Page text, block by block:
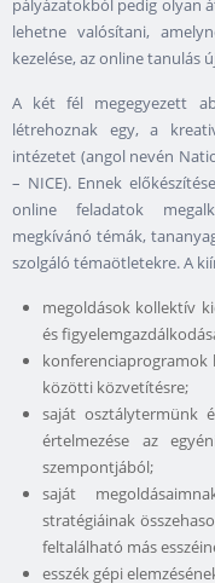
pályázatokból pedig olyan
lehetne valósítani,
kezelése, az online tanulás
A két fél megegyezett
létrehoznak egy, a
intézetet (angol nevén
– NICE). Ennek
online feladatok
megkívánó témák,
szolgáló témaötletekre. A
megoldások kollektív
és
konferenciaprogramok
közötti közvetítésre;
saját osztálytermünk
értelmezése az
szempontjából;
saját
stratégiáinak
feltalálható más
esszék gépi